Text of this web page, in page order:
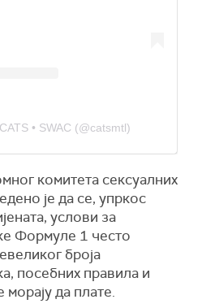
• SWAC (@catsmtl)
комитета сексуалних
је да се, упркос
услови за
Формуле 1 често
броја
посебних правила и
морају да плате.